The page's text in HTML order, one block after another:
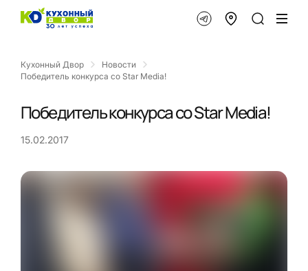
Кухонный Двор
Новости
Победитель конкурса со Star Media!
Победитель конкурса со Star Media!
15.02.2017